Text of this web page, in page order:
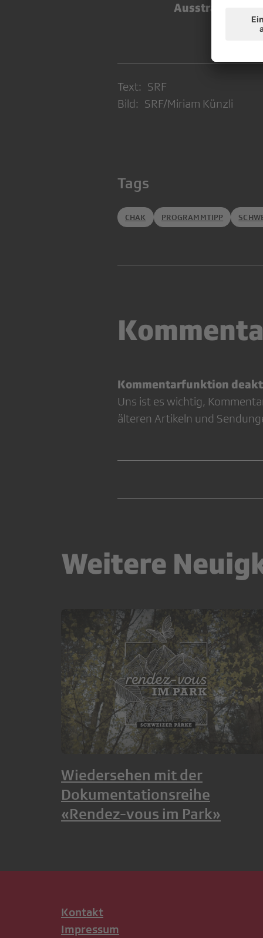
Ausstrahlung:
Text: SRF
Bild: SRF/Miriam Künzli
Tags
CHAK PROGRAMMTIPP
Kommentarfunktion
Uns ist es wichtig,
älteren Artikeln und
Weitere
Wiedersehen mit der
Dokumentationsreihe
«Rendez-vous im Park»
Kontakt
Impressum